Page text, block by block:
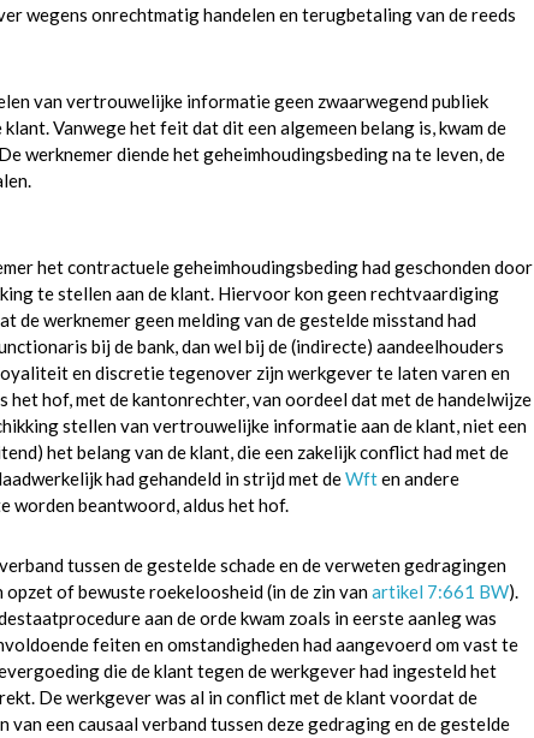
wegens onrechtmatig handelen en terugbetaling van de reeds
van vertrouwelijke informatie geen zwaarwegend publiek
Vanwege het feit dat dit een algemeen belang is, kwam de
werknemer diende het geheimhoudingsbeding na te leven, de
het contractuele geheimhoudingsbeding had geschonden door
te stellen aan de klant. Hiervoor kon geen rechtvaardiging
werknemer geen melding van de gestelde misstand had
bij de bank, dan wel bij de (indirecte) aandeelhouders
en discretie tegenover zijn werkgever te laten varen en
hof, met de kantonrechter, van oordeel dat met de handelwijze
stellen van vertrouwelijke informatie aan de klant, niet een
het belang van de klant, die een zakelijk conflict had met de
had gehandeld in strijd met deWften andere
worden beantwoord, aldus het hof.
tussen de gestelde schade en de verweten gedragingen
of bewuste roekeloosheid (in de zin vanartikel 7:661 BW).
aan de orde kwam zoals in eerste aanleg was
feiten en omstandigheden had aangevoerd om vast te
die de klant tegen de werkgever had ingesteld het
De werkgever was al in conflict met de klant voordat de
een causaal verband tussen deze gedraging en de gestelde